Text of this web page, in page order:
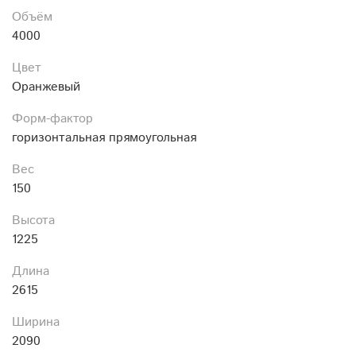
Объём
4000
Цвет
Оранжевый
Форм-фактор
горизонтальная прямоугольная
Вес
150
Высота
1225
Длина
2615
Ширина
2090